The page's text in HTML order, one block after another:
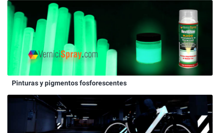
Pinturas y pigmentos fosforescentes